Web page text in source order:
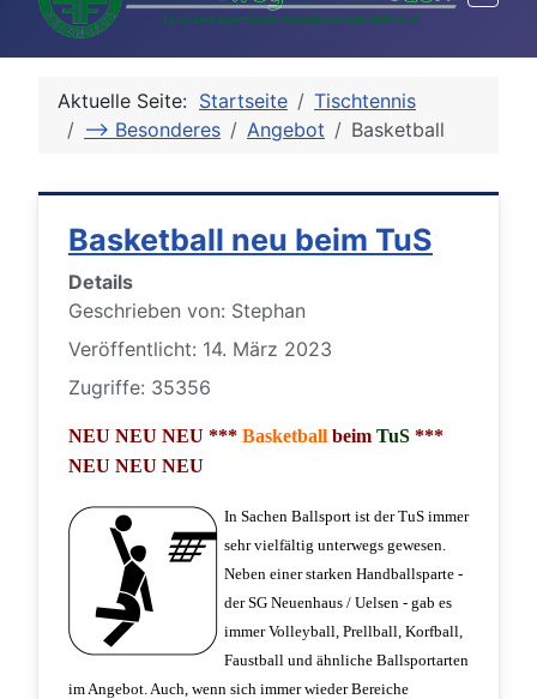
Aktuelle Seite: Startseite
Tischtennis
--> Besonderes
Angebot Basketball
Basketball neu beim TuS
Details
Geschrieben von: Stephan
Veröffentlicht: 14. März 2023
Zugriffe: 35356
NEU NEU NEU *** Basketball beim TuS ***
NEU NEU NEU
In Sachen Ballsport ist der TuS immer
sehr vielfältig unterwegs gewesen.
Neben einer starken Handballsparte -
der SG Neuenhaus / Uelsen - gab es
immer Volleyball, Prellball, Korfball,
Faustball und ähnliche Ballsportarten
im Angebot. Auch, wenn sich immer wieder Bereiche